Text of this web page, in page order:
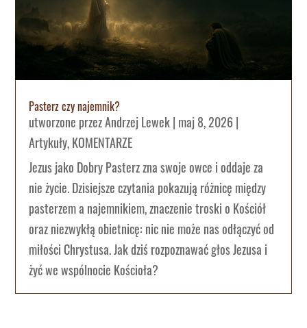
Pasterz czy najemnik?
utworzone przezAndrzej Lewek| maj 8, 2026|
Artykuły,KOMENTARZE
Jezus jako Dobry Pasterz zna swoje owce i oddaje za
nie życie. Dzisiejsze czytania pokazują różnicę między
pasterzem a najemnikiem, znaczenie troski o Kościół
oraz niezwykłą obietnicę: nic nie może nas odłączyć od
miłości Chrystusa. Jak dziś rozpoznawać głos Jezusa i
żyć we wspólnocie Kościoła?